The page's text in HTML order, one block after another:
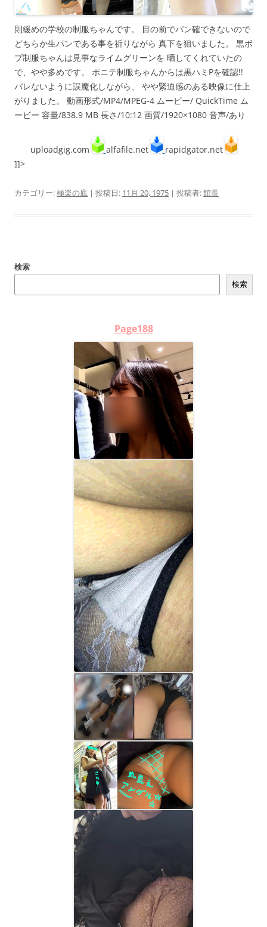
則緩めの学校の制服ちゃんです。 目の前でパン確できないので
どちらか生パンである事を祈りながら 真下を狙いました。 黒ボ
ブ制服ちゃんは見事なライムグリーンを 晒してくれていたの
で、やや多めです。 ポニテ制服ちゃんからは黒ハミPを確認!!
バレないように誤魔化しながら、 やや緊迫感のある映像に仕上
がりました。 動画形式/MP4/MPEG-4 ムービー/ QuickTime ム
ービー 容量/838.9 MB 長さ/10:12 画質/1920×1080 音声/あり
uploadgig.com alfafile.net
rapidgator.net
]]>
カテゴリー:極楽の底 | 投稿日: 11月 20, 1975 | 投稿者:館長
検索
検索
Page188